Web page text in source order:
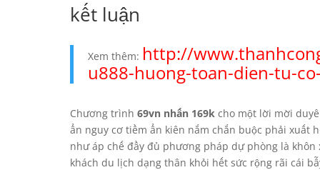
kết luận
Xem thêm: http://
u888-huong-toan-dien-tu-
Chương trình 69vn nhấn 169k cho một lời mời
ẩn nguy cơ tiềm ẩn kiên nắm chắn buộc phải xuất
như áp chế đầy đủ phương pháp dự phòng là
khách du lịch dạng thân khỏi hết sức rộng rãi cái